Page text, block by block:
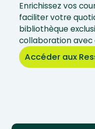
Enrichissez vos
faciliter votre
bibliothèque
collaboration avec
Accéder aux